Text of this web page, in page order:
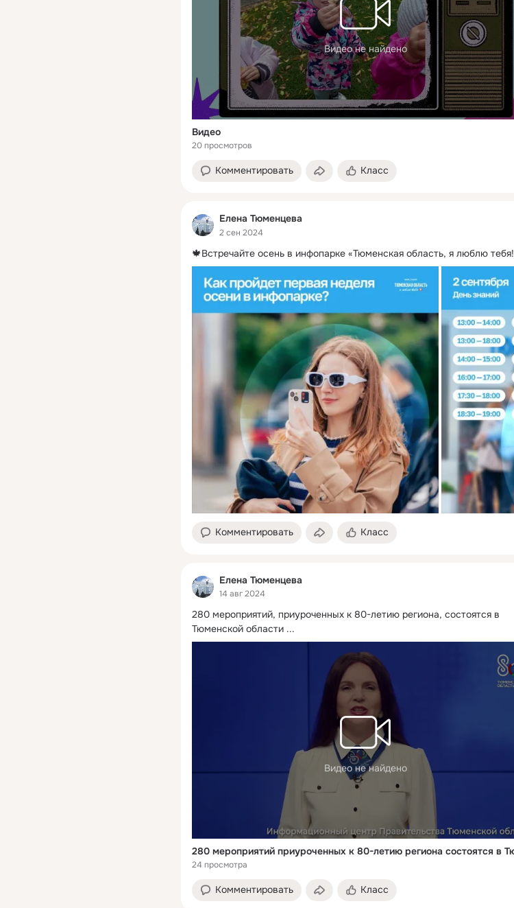
Видео не найдено
Видео
20 просмотров
Комментировать Класс
Елена Тюменцева
2 сен 2024
🍁Встречайте осень в инфопарке «Тюменская область, я люблю тебя!
Комментировать Класс
Елена Тюменцева
14 авг 2024
280 мероприятий, приуроченных к 80-летию региона, состоятся в
Тюменской области ...
Видео не найдено
24 просмотра
Комментировать Класс